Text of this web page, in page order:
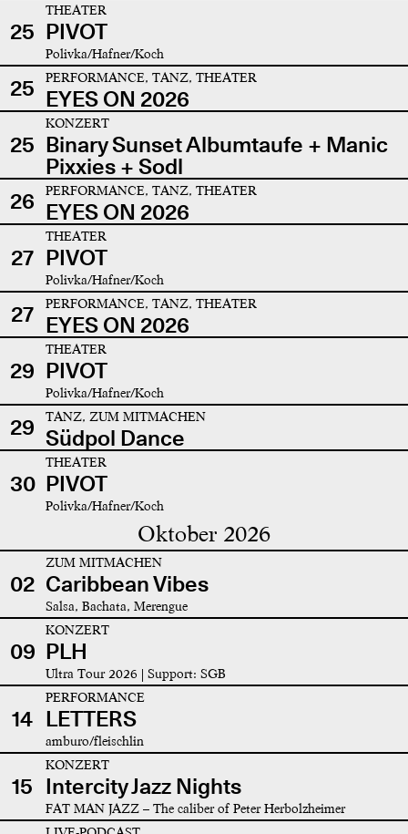
25
THEATER
PIVOT
Polivka/Hafner/Koch
25 PERFORMANCE, TANZ, THEATER
EYES ON 2026
25
KONZERT
Binary Sunset Albumtaufe + Manic
Pixxies + Sodl
26
PERFORMANCE, TANZ, THEATER
EYES ON 2026
27
THEATER
PIVOT
Polivka/Hafner/Koch
27 PERFORMANCE, TANZ, THEATER
EYES ON 2026
29
THEATER
PIVOT
Polivka/Hafner/Koch
29 TANZ, ZUM MITMACHEN
Südpol Dance
30
THEATER
PIVOT
Polivka/Hafner/Koch
Oktober 2026
02
ZUM MITMACHEN
Caribbean Vibes
Salsa, Bachata, Merengue
09
KONZERT
PLH
Ultra Tour 2026 | Support: SGB
14
PERFORMANCE
LETTERS
amburo/fleischlin
15
KONZERT
Intercity Jazz Nights
FAT MAN JAZZ – The caliber of Peter Herbolzheimer